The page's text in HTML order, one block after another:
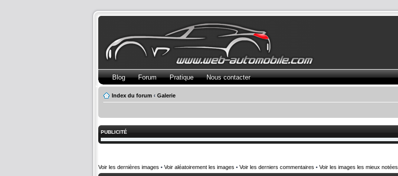
Blog Forum Pratique Nous contacter
Index du forum ‹ Galerie
PUBLICITÉ
Voir les dernières images • Voir aléatoirement les images • Voir les derniers commentaires • Voir les images les mieux notées